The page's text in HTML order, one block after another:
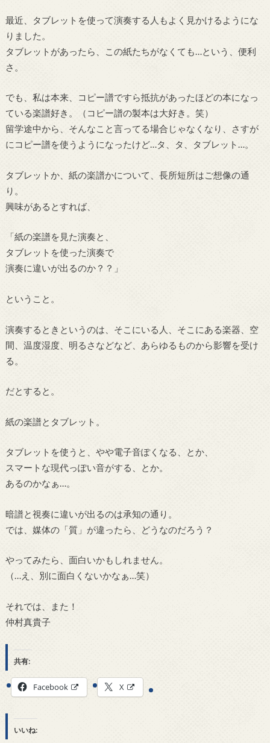
最近、タブレットを使って演奏する人もよく見かけるようにな
りました。
タブレットがあったら、この紙たちがなくても…という、便利
さ。
でも、私は本来、コピー譜ですら抵抗があったほどの本になっ
ている楽譜好き。（コピー譜の製本は大好き。笑）
留学途中から、そんなこと言ってる場合じゃなくなり、さすが
にコピー譜を使うようになったけど…タ、タ、タブレット…。
タブレットか、紙の楽譜かについて、長所短所はご想像の通
り。
興味があるとすれば、
「紙の楽譜を見た演奏と、
タブレットを使った演奏で
演奏に違いが出るのか？？」
ということ。
演奏するときというのは、そこにいる人、そこにある楽器、空
間、温度湿度、明るさなどなど、あらゆるものから影響を受け
る。
だとすると。
紙の楽譜とタブレット。
タブレットを使うと、やや電子音ぽくなる、とか、
スマートな現代っぽい音がする、とか。
あるのかなぁ…。
暗譜と視奏に違いが出るのは承知の通り。
では、媒体の「質」が違ったら、どうなのだろう？
やってみたら、面白いかもしれません。
（…え、別に面白くないかなぁ…笑）
それでは、また！
仲村真貴子
共有:
Facebook X
いいね: